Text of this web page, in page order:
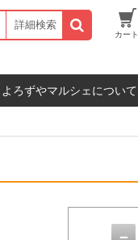
詳細検索
カート
よろずやマルシェについて